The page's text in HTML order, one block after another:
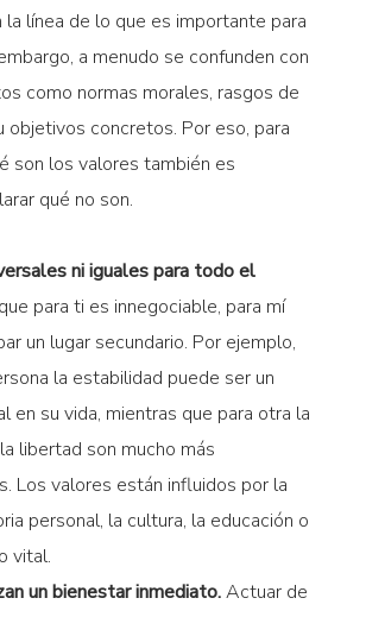
la línea de lo que es importante para
a menudo se confunden con
como normas morales, rasgos de
objetivos concretos. Por eso, para
son los valores también es
qué no son.
ni iguales para todo el
para ti es innegociable, para mí
un lugar secundario. Por ejemplo,
la estabilidad puede ser un
en su vida, mientras que para otra la
libertad son mucho más
Los valores están influidos por la
personal, la cultura, la educación o
vital.
un bienestar inmediato.Actuar de